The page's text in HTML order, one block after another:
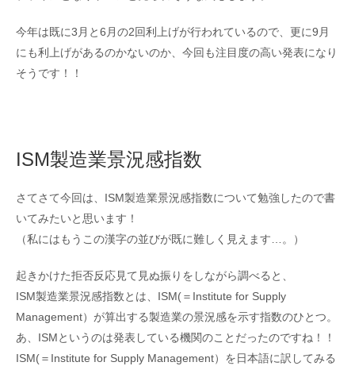
今年は既に3月と6月の2回利上げが行われているので、更に9月
にも利上げがあるのかないのか、今回も注目度の高い発表になり
そうです！！
ISM製造業景況感指数
さてさて今回は、ISM製造業景況感指数について勉強したので書
いてみたいと思います！
（私にはもうこの漢字の並びが既に難しく見えます…。）
起きかけた拒否反応見て見ぬ振りをしながら調べると、
ISM製造業景況感指数とは、ISM(＝Institute for Supply
Management）が算出する製造業の景況感を示す指数のひとつ。
あ、ISMというのは発表している機関のことだったのですね！！
ISM(＝Institute for Supply Management）を日本語に訳してみる